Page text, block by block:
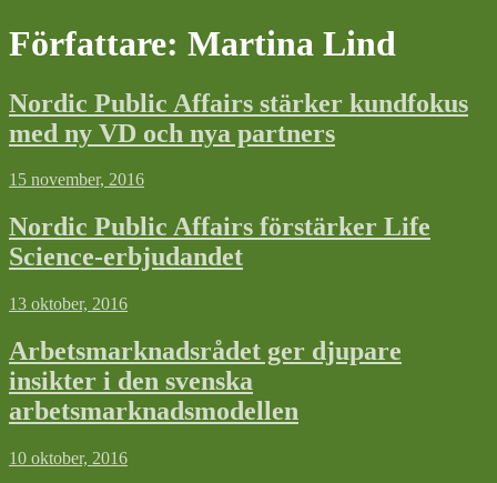
Författare: Martina Lind
Nordic Public Affairs stärker kundfokus
med ny VD och nya partners
15 november, 2016
Nordic Public Affairs förstärker Life
Science-erbjudandet
13 oktober, 2016
Arbetsmarknadsrådet ger djupare
insikter i den svenska
arbetsmarknadsmodellen
10 oktober, 2016